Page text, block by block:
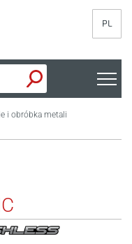
PL
i obróbka metali